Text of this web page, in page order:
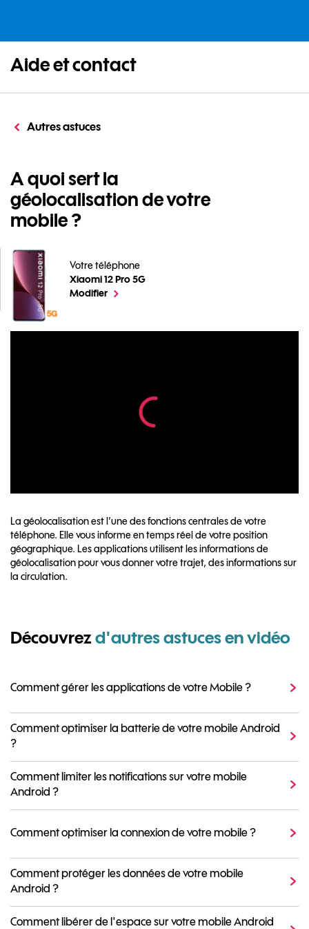
Aide et contact
Autres astuces
A quoi sert la
géolocalisation de votre
mobile ?
Votre téléphone
Xiaomi 12 Pro 5G
A quoi sert la géolocalisation de votre mobile ? pour
Modifierle téléphone sélectionné
La géolocalisation est l’une des fonctions centrales de votre
téléphone. Elle vous informe en temps réel de votre position
géographique. Les applications utilisent les informations de
géolocalisation pour vous donner votre trajet, des informations sur
la circulation.
Découvrezd'autres astuces en vidéo
Comment gérer les applications de votre Mobile ?
Comment optimiser la batterie de votre mobile Android
?
Comment limiter les notifications sur votre mobile
Android ?
Comment optimiser la connexion de votre mobile ?
Comment protéger les données de votre mobile
Android ?
Comment libérer de l'espace sur votre mobile Android